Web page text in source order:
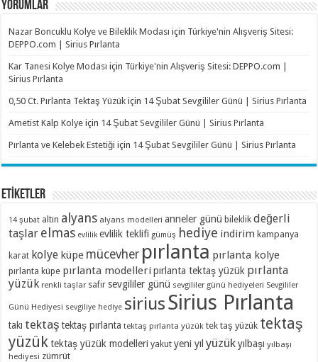
YORUMLAR
Nazar Boncuklu Kolye ve Bileklik Modası için Türkiye'nin Alışveriş Sitesi:
DEPPO.com | Sirius Pırlanta
Kar Tanesi Kolye Modası için Türkiye'nin Alışveriş Sitesi: DEPPO.com |
Sirius Pırlanta
0,50 Ct. Pırlanta Tektaş Yüzük için 14 Şubat Sevgililer Günü | Sirius Pırlanta
Ametist Kalp Kolye için 14 Şubat Sevgililer Günü | Sirius Pırlanta
Pırlanta ve Kelebek Estetiği için 14 Şubat Sevgililer Günü | Sirius Pırlanta
ETİKETLER
14 şubat altın alyans alyans modelleri anneler günü bileklik değerli
taşlar elmas evlilik evlilik teklifi gümüş hediye indirim kampanya
karat kolye küpe mücevher pırlanta pırlanta kolye
pırlanta küpe pırlanta modelleri pırlanta tektaş yüzük pırlanta
yüzük renkli taşlar safir sevgililer günü sevgililer günü hediyeleri Sevgililer
Günü Hediyesi sevgiliye hediye siriusSirius Pırlanta
takı tektaş tektaş pırlanta tektaş pırlanta yüzük tek taş yüzük tektaş
yüzük tektaş yüzük modelleri yakut yeni yıl yüzük yılbaşı yılbaşı
hediyesi zümrüt